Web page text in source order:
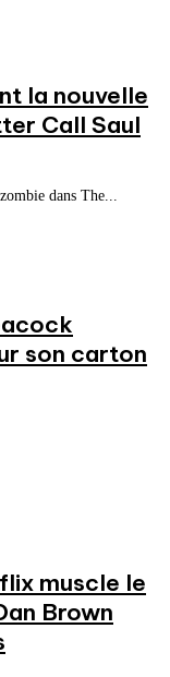
la nouvelle
Call Saul
dans The...
son carton
muscle le
Brown